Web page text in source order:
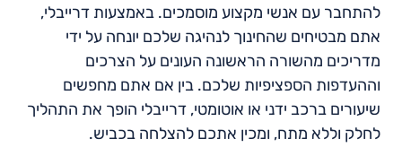
להתחבר עם אנשי מקצוע מוסמכים. באמצעות דרייבלי,
אתם מבטיחים שהחינוך לנהיגה שלכם יונחה על ידי
מדריכים מהשורה הראשונה העונים על הצרכים
וההעדפות הספציפיות שלכם. בין אם אתם מחפשים
שיעורים ברכב ידני או אוטומטי, דרייבלי הופך את התהליך
לחלק וללא מתח, ומכין אתכם להצלחה בכביש.